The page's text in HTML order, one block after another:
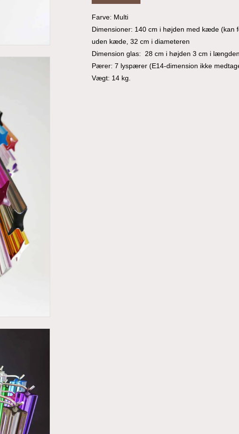
Farve: Multi
Dimensioner: 140 cm i højden med kæde
uden kæde, 32 cm i diameteren
Dimension glas: 28 cm i højden 3 cm i
Pærer: 7 lyspærer (E14-dimension ikke
Vægt: 14 kg.